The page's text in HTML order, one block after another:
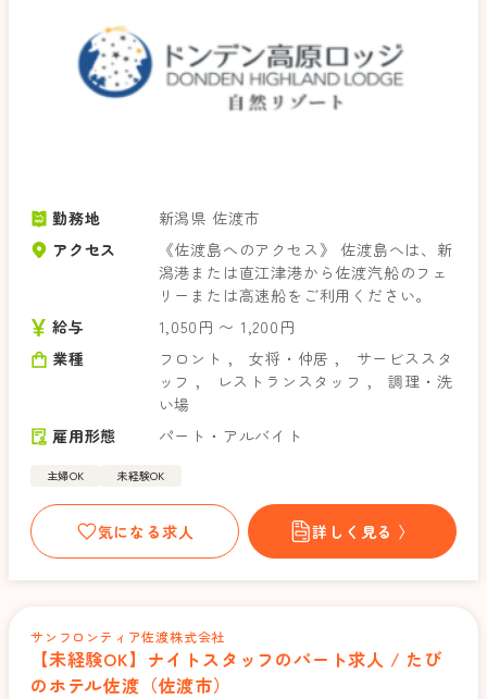
勤務地
新潟県 佐渡市
アクセス
《佐渡島へのアクセス》 佐渡島へは、新
潟港または直江津港から佐渡汽船のフェ
リーまたは高速船をご利用ください。
給与
1,050円 〜 1,200円
業種
フロント ， 女将・仲居，
サービススタ
ッフ ， レストランスタッフ ，
調理・洗
い場
雇用形態
パート・アルバイト
主婦OK 未経験OK
気になる求人 詳しく見る 〉
サンフロンティア佐渡株式会社
【未経験OK】ナイトスタッフのパート求人 / たび
のホテル佐渡（佐渡市）